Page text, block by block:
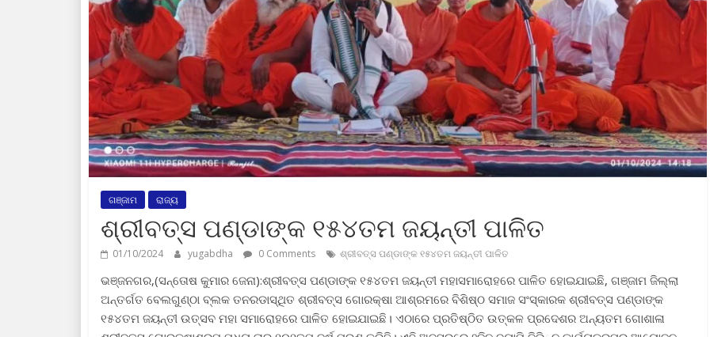
ଗଞ୍ଜାମ ରାଜ୍ୟ
ଶ୍ରୀବତ୍ସ ପଣ୍ଡାଙ୍କ ୧୫୪ତମ ଜୟନ୍ତୀ ପାଳିତ
01/10/2024 yugabdha 0 Comments ଶ୍ରୀବତ୍ସ ପଣ୍ଡାଙ୍କ ୧୫୪ତମ ଜୟନ୍ତୀ ପାଳିତ
ଭଞ୍ଜନଗର,(ସନ୍ତୋଷ କୁମାର ଜେନା):ଶ୍ରୀବତ୍ସ ପଣ୍ଡାଙ୍କ ୧୫୪ତମ ଜୟନ୍ତୀ ମହାସମାରୋହରେ ପାଳିତ ହୋଇଯାଇଛି, ଗଞ୍ଜାମ ଜିଲ୍ଲା
ଅନ୍ତର୍ଗତ ବେଲଗୁଣ୍ଠା ବ୍ଲକ ତନରଡାସ୍ଥିତ ଶ୍ରୀବତ୍ସ ଗୋରକ୍ଷା ଆଶ୍ରମରେ ବିଶିଷ୍ଠ ସମାଜ ସଂସ୍କାରକ ଶ୍ରୀବତ୍ସ ପଣ୍ଡାଙ୍କ
୧୫୪ତମ ଜୟନ୍ତୀ ଉତ୍ସବ ମହା ସମାରୋହରେ ପାଳିତ ହୋଇଯାଇଛି। ଏଠାରେ ପ୍ରତିଷ୍ଠିତ ଉତ୍କଳ ପ୍ରଦେଶର ଅନ୍ୟତମ ଗୋଶାଳା